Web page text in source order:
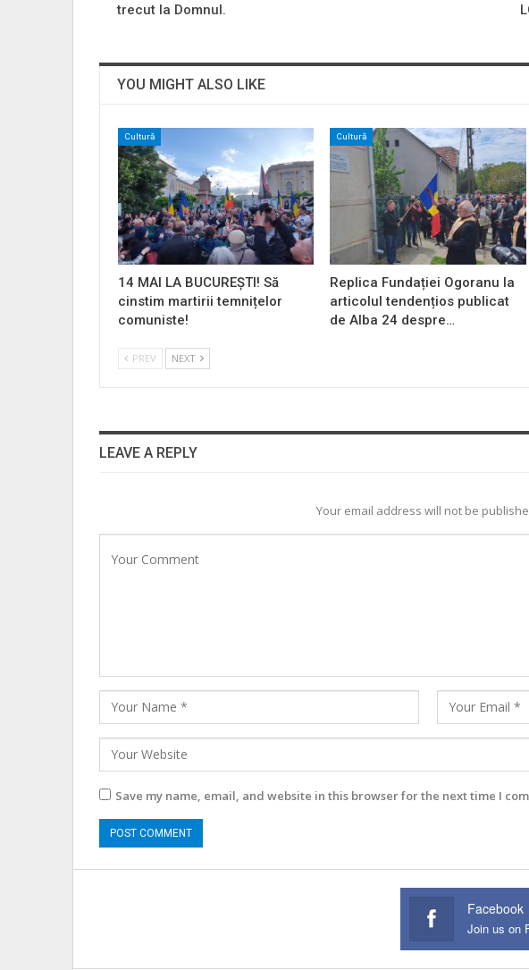
trecut la Domnul.
YOU MIGHT ALSO LIKE
Cultură
14 MAI LA BUCUREȘTI! Să
cinstim martirii temnițelor
comuniste!
Cultură
Replica Fundației Ogoranu la
articolul tendențios publicat
de Alba 24 despre…
PREV NEXT
LEAVE A REPLY
Your email address will not be
Save my name, email, and website in this browser for the next time I
Facebook
Join us on